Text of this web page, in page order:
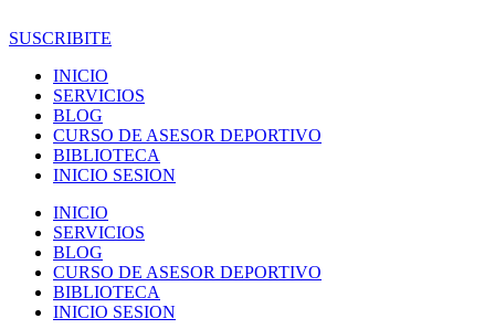
al
SUSCRIBITE
INICIO
SERVICIOS
BLOG
CURSO DE ASESOR DEPORTIVO
BIBLIOTECA
INICIO SESION
INICIO
SERVICIOS
BLOG
CURSO DE ASESOR DEPORTIVO
BIBLIOTECA
INICIO SESION